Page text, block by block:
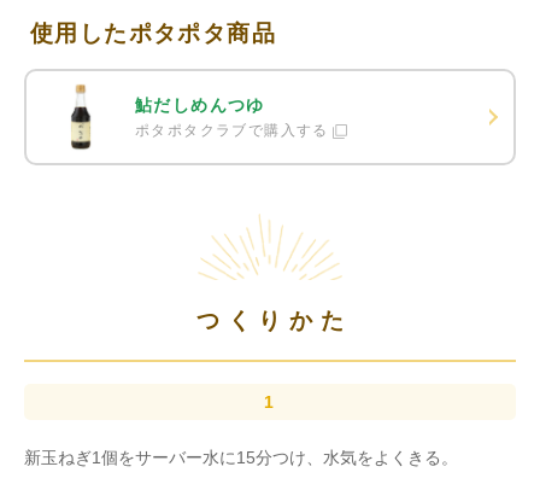
使用したポタポタ商品
鮎だしめんつゆ
ポタポタクラブで購入する
つくりかた
新玉ねぎ1個をサーバー水に15分つけ、水気をよくきる。